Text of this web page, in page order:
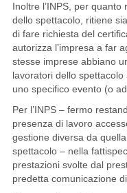
Inoltre l’INPS, per
dello spettacolo, ritiene
di fare richiesta del
autorizza l’impresa a far
stesse imprese abbiano
lavoratori dello
uno specifico evento (o
Per l’INPS – fermo
presenza di lavoro
gestione diversa da
spettacolo – nella
prestazioni svolte dal
predetta comunicazione